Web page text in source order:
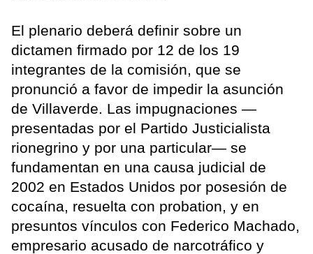
El plenario deberá definir sobre un
dictamen firmado por 12 de los 19
integrantes de la comisión, que se
pronunció a favor de impedir la asunción
de Villaverde. Las impugnaciones —
presentadas por el Partido Justicialista
rionegrino y por una particular— se
fundamentan en una causa judicial de
2002 en Estados Unidos por posesión de
cocaína, resuelta con probation, y en
presuntos vínculos con Federico Machado,
empresario acusado de narcotráfico y